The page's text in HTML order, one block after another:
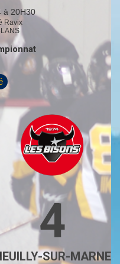
à 20H30
Ravix
4
SUR-MARNE